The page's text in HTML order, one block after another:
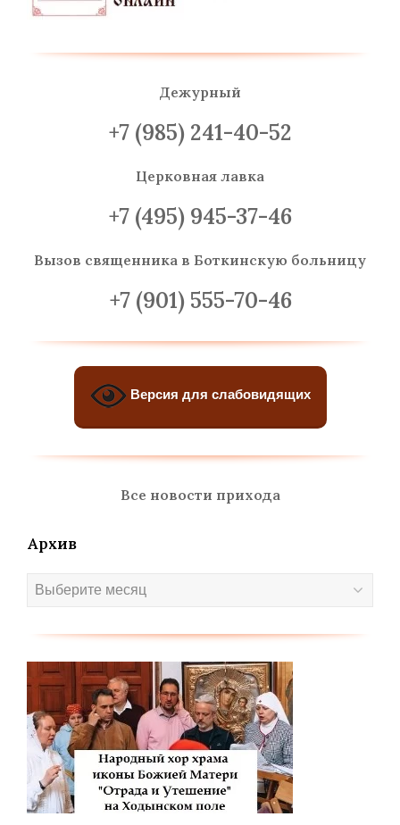
Дежурный
+7 (985) 241-40-52
Церковная лавка
+7 (495) 945-37-46
Вызов священника в Боткинскую больницу
+7 (901) 555-70-46
Версия для слабовидящих
Все новости прихода
Архив
Архив